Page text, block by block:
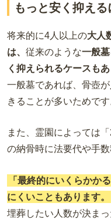
もっと安く抑える
将来的に4人以上の大人
は、 従来のような一般
く抑えられるケースもあ
一般墓であれば、骨壺
きることが多いためです
また、霊園によっては
の納骨時に法要代や手
「最終的にいくらかか
にくいこともあります。
埋葬したい人数が決ま